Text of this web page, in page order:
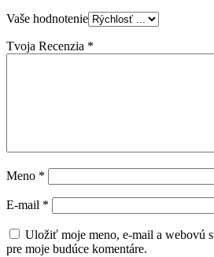
Vaše hodnotenie
Tvoja Recenzia *
Meno *
E-mail *
Uložiť moje meno, e-mail a webovú
pre moje budúce komentáre.